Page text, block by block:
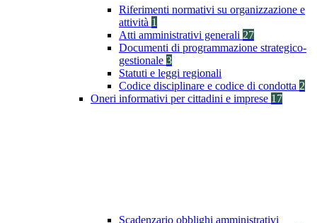
Riferimenti normativi su organizzazione e
attività 1
Atti amministrativi generali 27
Documenti di programmazione strategico-
gestionale 3
Statuti e leggi regionali
Codice disciplinare e codice di condotta 2
Oneri informativi per cittadini e imprese 17
Scadenzario obblighi amministrativi